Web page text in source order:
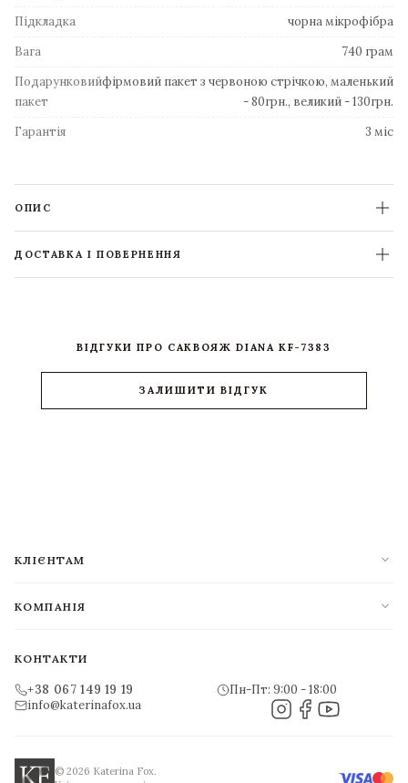
Підкладка
чорна мікрофібра
Вага
740 грам
Подарунковий
пакет
фірмовий пакет з червоною стрічкою, маленький
- 80грн., великий - 130грн.
Гарантія
3 міс
ОПИС
ДОСТАВКА І ПОВЕРНЕННЯ
ВІДГУКИ ПРО САКВОЯЖ DIANA KF-7383
ЗАЛИШИТИ ВІДГУК
КЛІЄНТАМ expand_more
КОМПАНІЯ expand_more
КОНТАКТИ
+38 067 149 19 19
info@katerinafox.ua
Пн-Пт: 9:00 - 18:00
© 2026 Katerina Fox.